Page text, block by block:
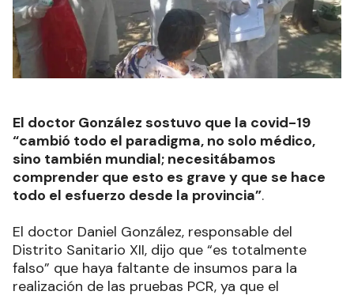
El doctor González sostuvo que la covid-19
“cambió todo el paradigma, no solo médico,
sino también mundial; necesitábamos
comprender que esto es grave y que se hace
todo el esfuerzo desde la provincia”.
El doctor Daniel González, responsable del
Distrito Sanitario XII, dijo que “es totalmente
falso” que haya faltante de insumos para la
realización de las pruebas PCR, ya que el